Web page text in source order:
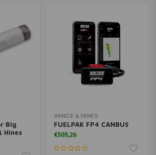
Big
Hines
VANCE & HINES
FUELPAK FP4 CANBUS
€505,26